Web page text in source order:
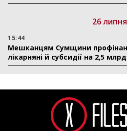
26 липня
15:44
Мешканцям Сумщини
лікарняні й субсидії на 2,5